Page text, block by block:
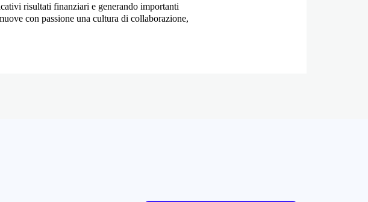
risultati finanziari e generando importanti
con passione una cultura di collaborazione,